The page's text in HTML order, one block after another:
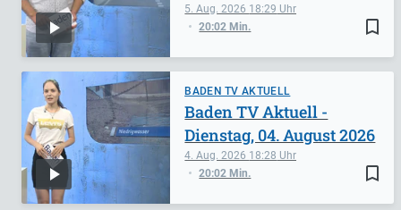
bookmark_border
5. Aug. 2026 18:29
20:02 Min.
BADEN TV AKTUELL
bookmark_border
4. Aug. 2026 18:28
20:02 Min.
Baden TV Aktuell -
Dienstag, 04. August 2026